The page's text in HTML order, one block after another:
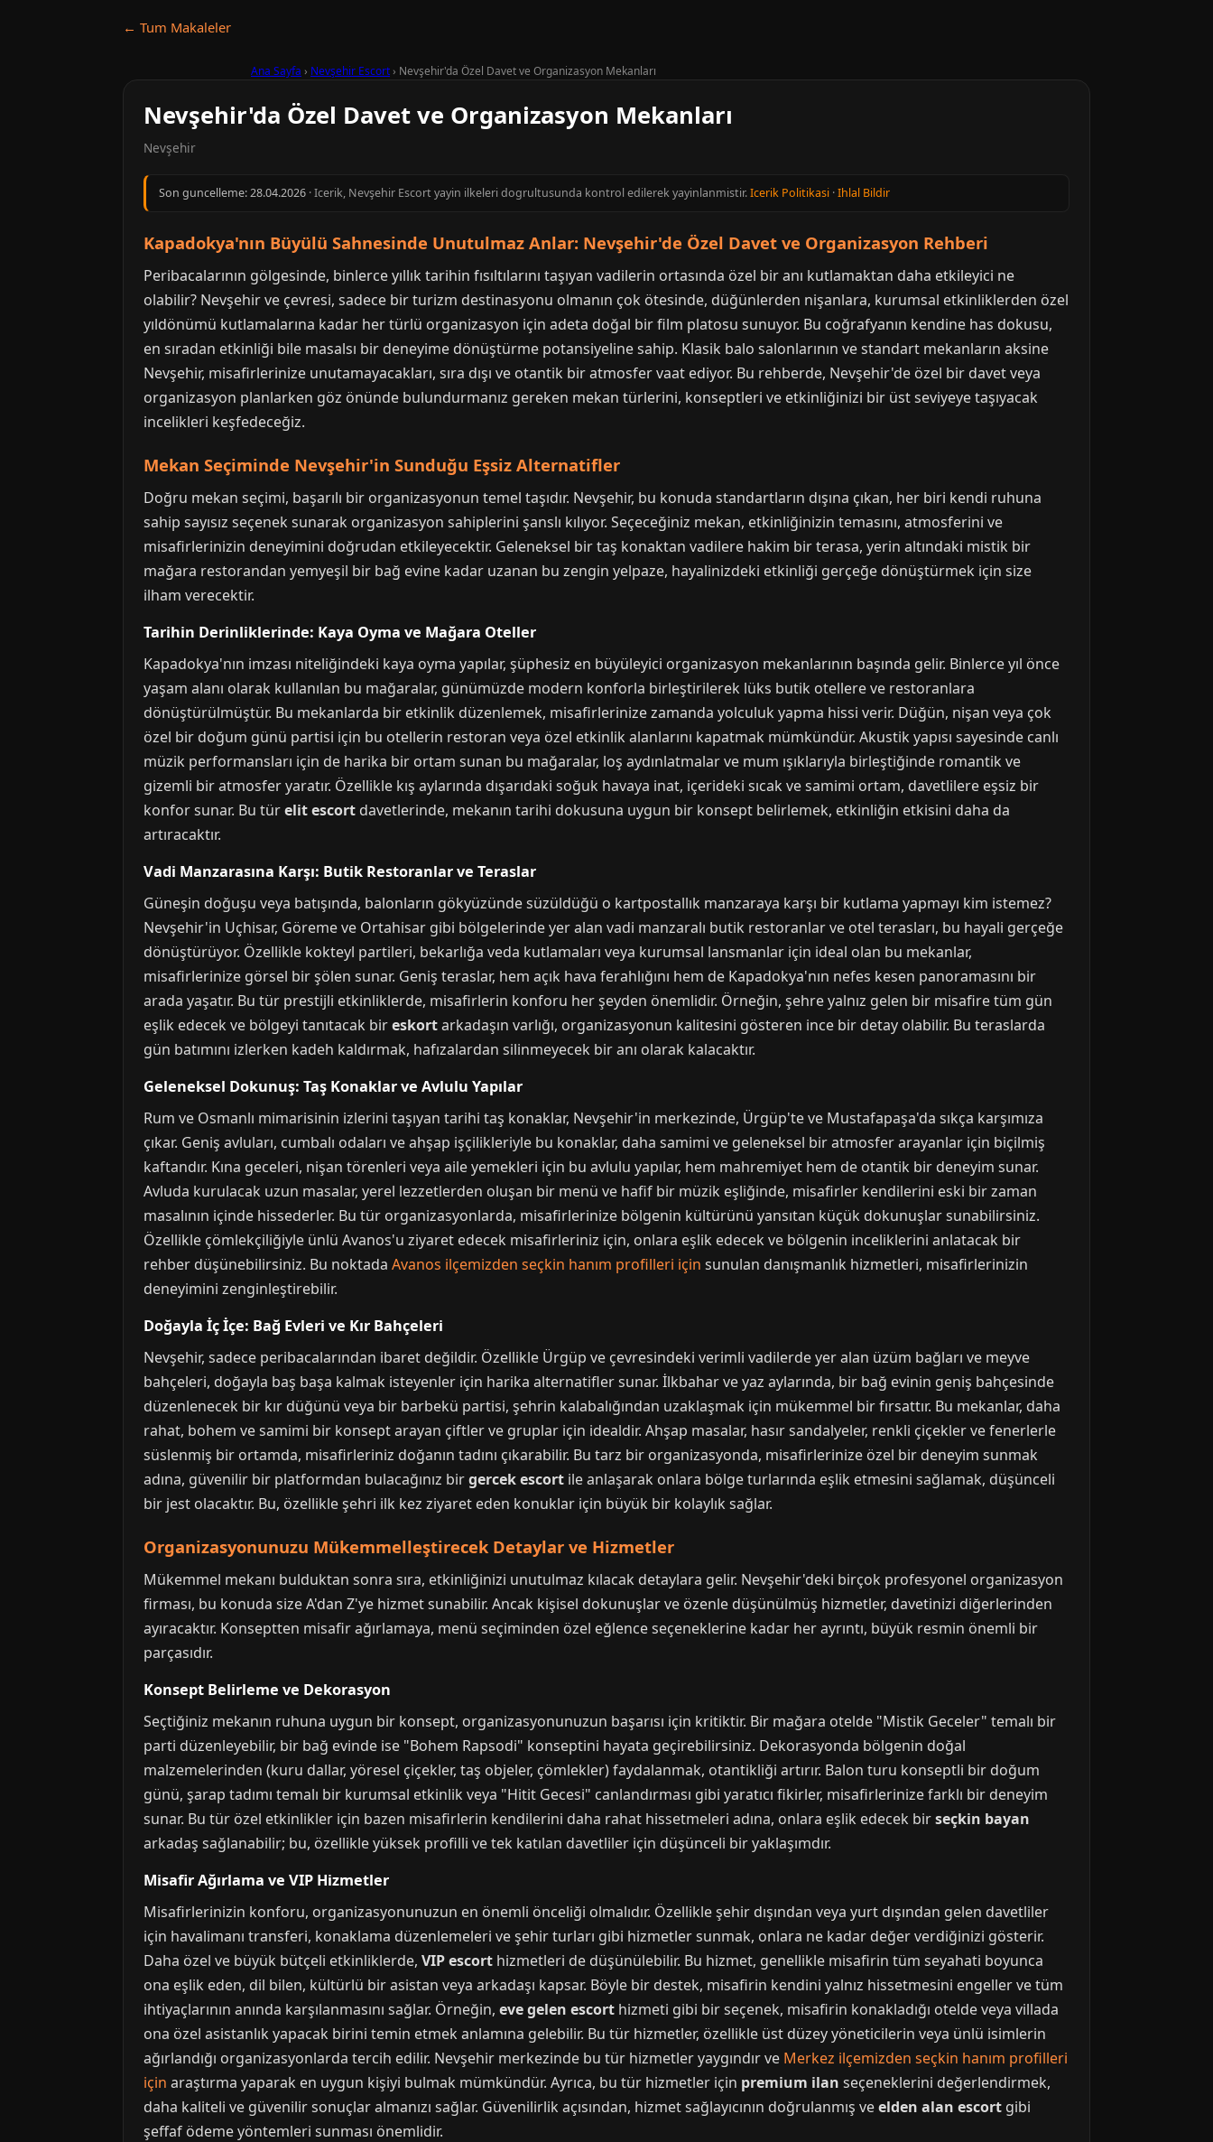
← Tum Makaleler
Ana Sayfa › Nevşehir Escort› Nevşehir'da Özel Davet ve Organizasyon Mekanları
Nevşehir'da Özel Davet ve Organizasyon Mekanları
Nevşehir
Son guncelleme:28.04.2026 · Icerik, Nevşehir Escort yayin ilkeleri dogrultusunda kontrol edilerek yayinlanmistir.Icerik Politikasi ·Ihlal Bildir
Kapadokya'nın Büyülü Sahnesinde Unutulmaz Anlar: Nevşehir'de Özel Davet ve Organizasyon Rehberi
Peribacalarının gölgesinde, binlerce yıllık tarihin fısıltılarını taşıyan vadilerin ortasında özel bir anı kutlamaktan daha etkileyici ne
olabilir? Nevşehir ve çevresi, sadece bir turizm destinasyonu olmanın çok ötesinde, düğünlerden nişanlara, kurumsal etkinliklerden özel
yıldönümü kutlamalarına kadar her türlü organizasyon için adeta doğal bir film platosu sunuyor. Bu coğrafyanın kendine has dokusu,
en sıradan etkinliği bile masalsı bir deneyime dönüştürme potansiyeline sahip. Klasik balo salonlarının ve standart mekanların aksine
Nevşehir, misafirlerinize unutamayacakları, sıra dışı ve otantik bir atmosfer vaat ediyor. Bu rehberde, Nevşehir'de özel bir davet veya
organizasyon planlarken göz önünde bulundurmanız gereken mekan türlerini, konseptleri ve etkinliğinizi bir üst seviyeye taşıyacak
incelikleri keşfedeceğiz.
Mekan Seçiminde Nevşehir'in Sunduğu Eşsiz Alternatifler
Doğru mekan seçimi, başarılı bir organizasyonun temel taşıdır. Nevşehir, bu konuda standartların dışına çıkan, her biri kendi ruhuna
sahip sayısız seçenek sunarak organizasyon sahiplerini şanslı kılıyor. Seçeceğiniz mekan, etkinliğinizin temasını, atmosferini ve
misafirlerinizin deneyimini doğrudan etkileyecektir. Geleneksel bir taş konaktan vadilere hakim bir terasa, yerin altındaki mistik bir
mağara restorandan yemyeşil bir bağ evine kadar uzanan bu zengin yelpaze, hayalinizdeki etkinliği gerçeğe dönüştürmek için size
ilham verecektir.
Tarihin Derinliklerinde: Kaya Oyma ve Mağara Oteller
Kapadokya'nın imzası niteliğindeki kaya oyma yapılar, şüphesiz en büyüleyici organizasyon mekanlarının başında gelir. Binlerce yıl önce
yaşam alanı olarak kullanılan bu mağaralar, günümüzde modern konforla birleştirilerek lüks butik otellere ve restoranlara
dönüştürülmüştür. Bu mekanlarda bir etkinlik düzenlemek, misafirlerinize zamanda yolculuk yapma hissi verir. Düğün, nişan veya çok
özel bir doğum günü partisi için bu otellerin restoran veya özel etkinlik alanlarını kapatmak mümkündür. Akustik yapısı sayesinde canlı
müzik performansları için de harika bir ortam sunan bu mağaralar, loş aydınlatmalar ve mum ışıklarıyla birleştiğinde romantik ve
gizemli bir atmosfer yaratır. Özellikle kış aylarında dışarıdaki soğuk havaya inat, içerideki sıcak ve samimi ortam, davetlilere eşsiz bir
konfor sunar. Bu türelit escort davetlerinde, mekanın tarihi dokusuna uygun bir konsept belirlemek, etkinliğin etkisini daha da
artıracaktır.
Vadi Manzarasına Karşı: Butik Restoranlar ve Teraslar
Güneşin doğuşu veya batışında, balonların gökyüzünde süzüldüğü o kartpostallık manzaraya karşı bir kutlama yapmayı kim istemez?
Nevşehir'in Uçhisar, Göreme ve Ortahisar gibi bölgelerinde yer alan vadi manzaralı butik restoranlar ve otel terasları, bu hayali gerçeğe
dönüştürüyor. Özellikle kokteyl partileri, bekarlığa veda kutlamaları veya kurumsal lansmanlar için ideal olan bu mekanlar,
misafirlerinize görsel bir şölen sunar. Geniş teraslar, hem açık hava ferahlığını hem de Kapadokya'nın nefes kesen panoramasını bir
arada yaşatır. Bu tür prestijli etkinliklerde, misafirlerin konforu her şeyden önemlidir. Örneğin, şehre yalnız gelen bir misafire tüm gün
eşlik edecek ve bölgeyi tanıtacak bireskortarkadaşın varlığı, organizasyonun kalitesini gösteren ince bir detay olabilir. Bu teraslarda
gün batımını izlerken kadeh kaldırmak, hafızalardan silinmeyecek bir anı olarak kalacaktır.
Geleneksel Dokunuş: Taş Konaklar ve Avlulu Yapılar
Rum ve Osmanlı mimarisinin izlerini taşıyan tarihi taş konaklar, Nevşehir'in merkezinde, Ürgüp'te ve Mustafapaşa'da sıkça karşımıza
çıkar. Geniş avluları, cumbalı odaları ve ahşap işçilikleriyle bu konaklar, daha samimi ve geleneksel bir atmosfer arayanlar için biçilmiş
kaftandır. Kına geceleri, nişan törenleri veya aile yemekleri için bu avlulu yapılar, hem mahremiyet hem de otantik bir deneyim sunar.
Avluda kurulacak uzun masalar, yerel lezzetlerden oluşan bir menü ve hafif bir müzik eşliğinde, misafirler kendilerini eski bir zaman
masalının içinde hissederler. Bu tür organizasyonlarda, misafirlerinize bölgenin kültürünü yansıtan küçük dokunuşlar sunabilirsiniz.
Özellikle çömlekçiliğiyle ünlü Avanos'u ziyaret edecek misafirleriniz için, onlara eşlik edecek ve bölgenin inceliklerini anlatacak bir
rehber düşünebilirsiniz. Bu noktada Avanos ilçemizden seçkin hanım profilleri için sunulan danışmanlık hizmetleri, misafirlerinizin
deneyimini zenginleştirebilir.
Doğayla İç İçe: Bağ Evleri ve Kır Bahçeleri
Nevşehir, sadece peribacalarından ibaret değildir. Özellikle Ürgüp ve çevresindeki verimli vadilerde yer alan üzüm bağları ve meyve
bahçeleri, doğayla baş başa kalmak isteyenler için harika alternatifler sunar. İlkbahar ve yaz aylarında, bir bağ evinin geniş bahçesinde
düzenlenecek bir kır düğünü veya bir barbekü partisi, şehrin kalabalığından uzaklaşmak için mükemmel bir fırsattır. Bu mekanlar, daha
rahat, bohem ve samimi bir konsept arayan çiftler ve gruplar için idealdir. Ahşap masalar, hasır sandalyeler, renkli çiçekler ve fenerlerle
süslenmiş bir ortamda, misafirleriniz doğanın tadını çıkarabilir. Bu tarz bir organizasyonda, misafirlerinize özel bir deneyim sunmak
adına, güvenilir bir platformdan bulacağınız birgercek escort ile anlaşarak onlara bölge turlarında eşlik etmesini sağlamak, düşünceli
bir jest olacaktır. Bu, özellikle şehri ilk kez ziyaret eden konuklar için büyük bir kolaylık sağlar.
Organizasyonunuzu Mükemmelleştirecek Detaylar ve Hizmetler
Mükemmel mekanı bulduktan sonra sıra, etkinliğinizi unutulmaz kılacak detaylara gelir. Nevşehir'deki birçok profesyonel organizasyon
firması, bu konuda size A'dan Z'ye hizmet sunabilir. Ancak kişisel dokunuşlar ve özenle düşünülmüş hizmetler, davetinizi diğerlerinden
ayıracaktır. Konseptten misafir ağırlamaya, menü seçiminden özel eğlence seçeneklerine kadar her ayrıntı, büyük resmin önemli bir
parçasıdır.
Konsept Belirleme ve Dekorasyon
Seçtiğiniz mekanın ruhuna uygun bir konsept, organizasyonunuzun başarısı için kritiktir. Bir mağara otelde "Mistik Geceler" temalı bir
parti düzenleyebilir, bir bağ evinde ise "Bohem Rapsodi" konseptini hayata geçirebilirsiniz. Dekorasyonda bölgenin doğal
malzemelerinden (kuru dallar, yöresel çiçekler, taş objeler, çömlekler) faydalanmak, otantikliği artırır. Balon turu konseptli bir doğum
günü, şarap tadımı temalı bir kurumsal etkinlik veya "Hitit Gecesi" canlandırması gibi yaratıcı fikirler, misafirlerinize farklı bir deneyim
sunar. Bu tür özel etkinlikler için bazen misafirlerin kendilerini daha rahat hissetmeleri adına, onlara eşlik edecek birseçkin bayan
arkadaş sağlanabilir; bu, özellikle yüksek profilli ve tek katılan davetliler için düşünceli bir yaklaşımdır.
Misafir Ağırlama ve VIP Hizmetler
Misafirlerinizin konforu, organizasyonunuzun en önemli önceliği olmalıdır. Özellikle şehir dışından veya yurt dışından gelen davetliler
için havalimanı transferi, konaklama düzenlemeleri ve şehir turları gibi hizmetler sunmak, onlara ne kadar değer verdiğinizi gösterir.
Daha özel ve büyük bütçeli etkinliklerde, VIP escort hizmetleri de düşünülebilir. Bu hizmet, genellikle misafirin tüm seyahati boyunca
ona eşlik eden, dil bilen, kültürlü bir asistan veya arkadaşı kapsar. Böyle bir destek, misafirin kendini yalnız hissetmesini engeller ve tüm
ihtiyaçlarının anında karşılanmasını sağlar. Örneğin, eve gelen escort hizmeti gibi bir seçenek, misafirin konakladığı otelde veya villada
ona özel asistanlık yapacak birini temin etmek anlamına gelebilir. Bu tür hizmetler, özellikle üst düzey yöneticilerin veya ünlü isimlerin
ağırlandığı organizasyonlarda tercih edilir. Nevşehir merkezinde bu tür hizmetler yaygındır ve Merkez ilçemizden seçkin hanım profilleri
için araştırma yaparak en uygun kişiyi bulmak mümkündür. Ayrıca, bu tür hizmetler için premium ilan seçeneklerini değerlendirmek,
daha kaliteli ve güvenilir sonuçlar almanızı sağlar. Güvenilirlik açısından, hizmet sağlayıcının doğrulanmış veelden alan escort gibi
şeffaf ödeme yöntemleri sunması önemlidir.